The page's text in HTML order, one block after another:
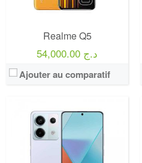
Realme Q5
54,000.00 د.ج
Ajouter au comparatif